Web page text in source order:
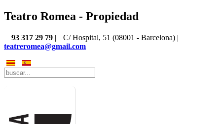
Teatro Romea - Propiedad
93 317 29 79 |
C/ Hospital, 51 (08001 - Barcelona) |
teatreromea@gmail.com